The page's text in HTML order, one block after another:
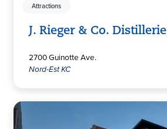
Attractions
J. Rieger & Co. Distillerie
2700 Guinotte Ave.
Nord-Est KC